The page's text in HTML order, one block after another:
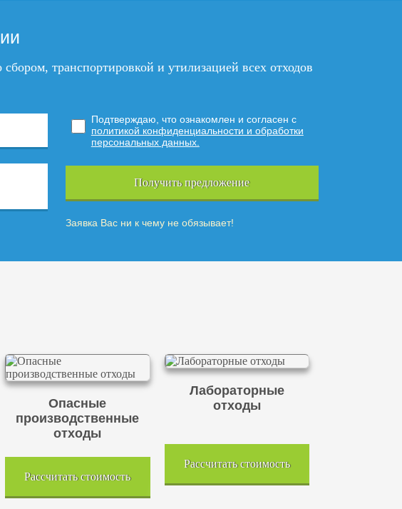
транспортировкой и утилизацией всех отходов
Подтверждаю, что ознакомлен и согласен с
политикой конфиденциальности и обработки
персональных данных.
Получить предложение
Заявка Вас ни к чему не обязывает!
Опасные
производственные
отходы
Рассчитать стоимость
Лабораторные
отходы
Рассчитать стоимость